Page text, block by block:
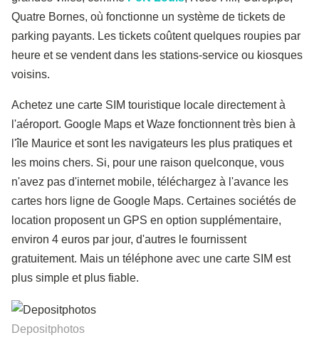
Quatre Bornes, où fonctionne un système de tickets de
parking payants. Les tickets coûtent quelques roupies par
heure et se vendent dans les stations-service ou kiosques
voisins.
Achetez une carte SIM touristique locale directement à
l'aéroport. Google Maps et Waze fonctionnent très bien à
l'île Maurice et sont les navigateurs les plus pratiques et
les moins chers. Si, pour une raison quelconque, vous
n'avez pas d'internet mobile, téléchargez à l'avance les
cartes hors ligne de Google Maps. Certaines sociétés de
location proposent un GPS en option supplémentaire,
environ 4 euros par jour, d'autres le fournissent
gratuitement. Mais un téléphone avec une carte SIM est
plus simple et plus fiable.
Depositphotos